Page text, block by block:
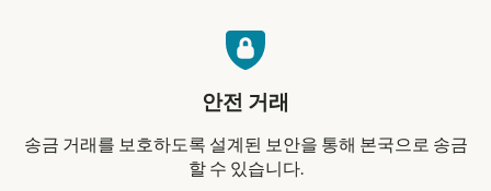
안전 거래
송금 거래를 보호하도록 설계된 보안을 통해 본국으로 송금
할 수 있습니다.